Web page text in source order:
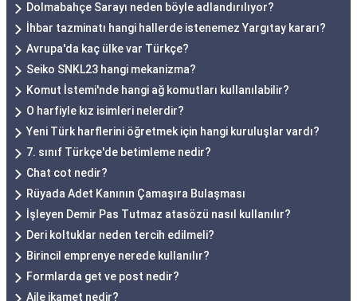
Dolmabahçe Sarayı neden böyle adlandırılıyor?
İhbar tazminatı hangi hallerde istenemez Yargıtay kararı?
Avrupa'da kaç ülke var Türkçe?
Seiko SNKL23 hangi mekanizma?
Komut İstemi'nde hangi ağ komutları kullanılabilir?
O harfiyle kız isimleri nelerdir?
Yeni Türk harflerini öğretmek için hangi kuruluşlar vardı?
7. sınıf Türkçe'de betimleme nedir?
Chat cot nedir?
Rüyada Adet Kanının Çamaşıra Bulaşması
İşleyen Demir Pas Tutmaz atasözü nasıl kullanılır?
Deri koltuklar neden tercih edilmeli?
Birincil emprenye nerede kullanılır?
Formlarda get ve post nedir?
Aile ikamet nedir?